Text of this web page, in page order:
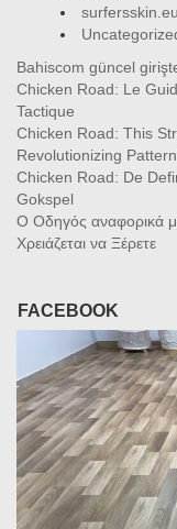
surfersskin.eu
Bahiscom güncel
Chicken Road: Le
Tactique
Chicken Road: This
Revolutionizing
Chicken Road: De
Gokspel
Ο Οδηγός αναφορικά
Χρειάζεται να Ξέρετε
FACEBOOK